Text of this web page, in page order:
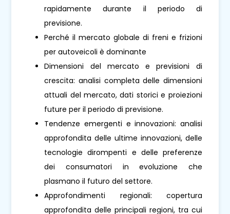
rapidamente durante il periodo di
previsione.
Perché il mercato globale di freni e frizioni
per autoveicoli è dominante
Dimensioni del mercato e previsioni di
crescita: analisi completa delle dimensioni
attuali del mercato, dati storici e proiezioni
future per il periodo di previsione.
Tendenze emergenti e innovazioni: analisi
approfondita delle ultime innovazioni, delle
tecnologie dirompenti e delle preferenze
dei consumatori in evoluzione che
plasmano il futuro del settore.
Approfondimenti regionali: copertura
approfondita delle principali regioni, tra cui